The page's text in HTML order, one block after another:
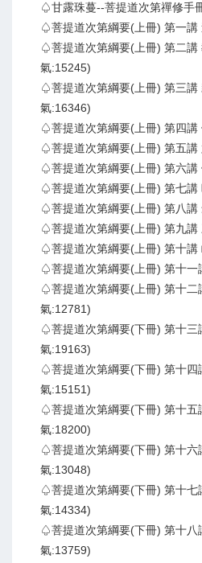
♤甘露珠蔓--菩提道次第禪修手
♤菩提道次第綱要(上冊) 第一講
♤菩提道次第綱要(上冊) 第二講
氣:15245)
♤菩提道次第綱要(上冊) 第三講
氣:16346)
♤菩提道次第綱要(上冊) 第四講
♤菩提道次第綱要(上冊) 第五講
♤菩提道次第綱要(上冊) 第六講
♤菩提道次第綱要(上冊) 第七講
♤菩提道次第綱要(上冊) 第八講
♤菩提道次第綱要(上冊) 第九講
♤菩提道次第綱要(上冊) 第十講
♤菩提道次第綱要(上冊) 第十一
♤菩提道次第綱要(上冊) 第十二
氣:12781)
♤菩提道次第綱要(下冊) 第十三
氣:19163)
♤菩提道次第綱要(下冊) 第十四
氣:15151)
♤菩提道次第綱要(下冊) 第十五
氣:18200)
♤菩提道次第綱要(下冊) 第十六
氣:13048)
♤菩提道次第綱要(下冊) 第十七
氣:14334)
♤菩提道次第綱要(下冊) 第十八
氣:13759)